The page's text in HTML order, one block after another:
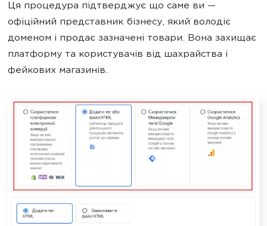
Ця процедура підтверджує що саме ви —
офіційний представник бізнесу, який володіє
доменом і продає зазначені товари. Вона захищає
платформу та користувачів від шахрайства і
фейкових магазинів.